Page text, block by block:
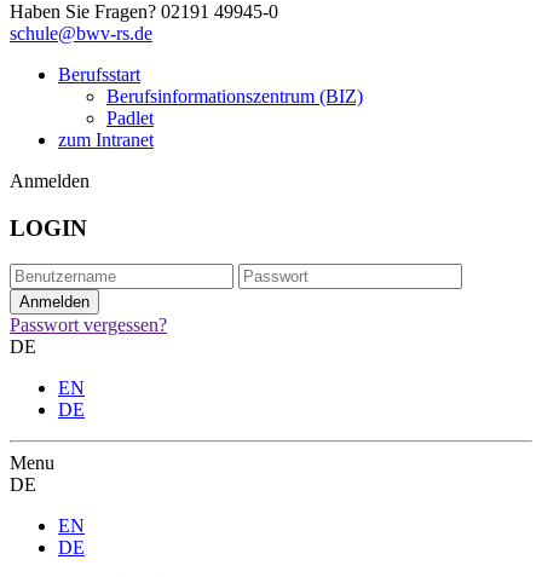
Haben Sie Fragen? 02191 49945-0
schule@bwv-rs.de
Berufsstart
Berufsinformationszentrum (BIZ)
Padlet
zum Intranet
Anmelden
LOGIN
Passwort vergessen?
DE
EN
DE
Menu
DE
EN
DE